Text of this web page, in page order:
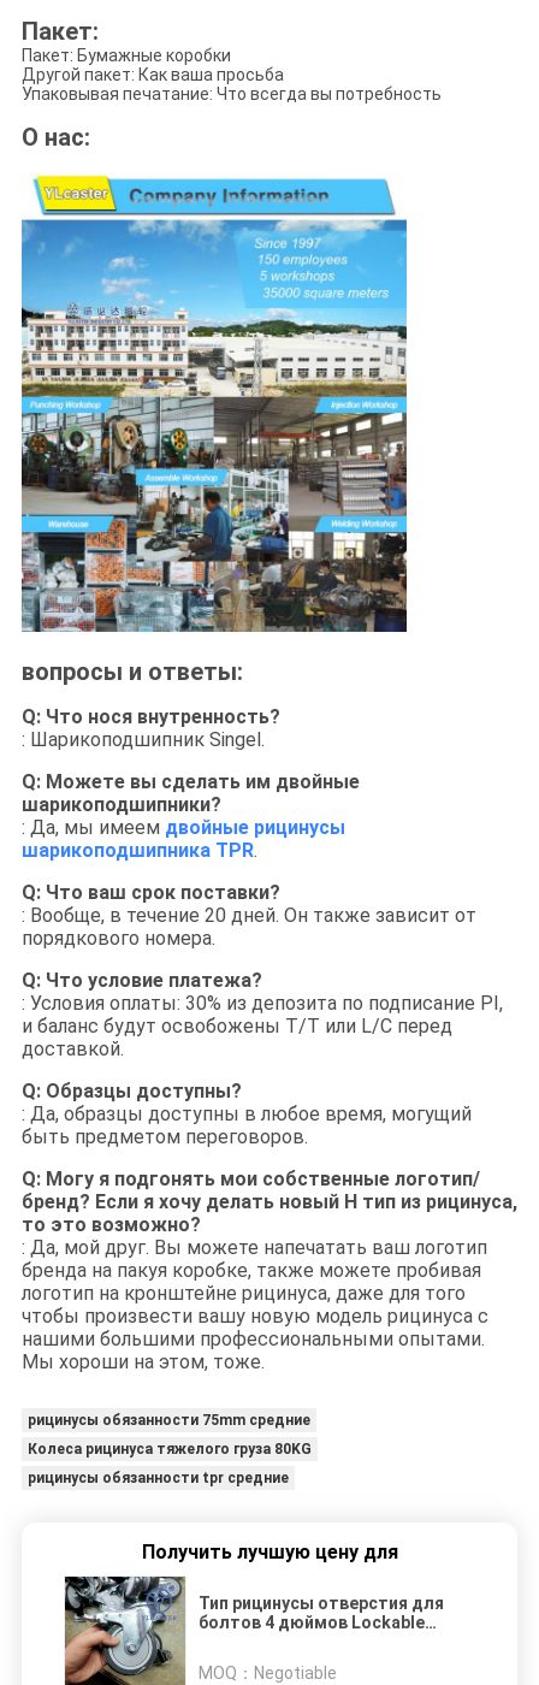
Пакет:
Пакет: Бумажные коробки
Другой пакет: Как ваша просьба
Упаковывая печатание: Что всегда вы потребность
О нас:
вопросы и ответы:
Q: Что нося внутренность?
: Шарикоподшипник Singel.
Q: Можете вы сделать им двойные
шарикоподшипники?
: Да, мы имеем двойные рицинусы
шарикоподшипника TPR.
Q: Что ваш срок поставки?
: Вообще, в течение 20 дней. Он также зависит от
порядкового номера.
Q: Что условие платежа?
: Условия оплаты: 30% из депозита по подписание PI,
и баланс будут освобожены T/T или L/C перед
доставкой.
Q: Образцы доступны?
: Да, образцы доступны в любое время, могущий
быть предметом переговоров.
Q: Могу я подгонять мои собственные логотип/
бренд? Если я хочу делать новый Н тип из рицинуса,
то это возможно?
: Да, мой друг. Вы можете напечатать ваш логотип
бренда на пакуя коробке, также можете пробивая
логотип на кронштейне рицинуса, даже для того
чтобы произвести вашу новую модель рицинуса с
нашими большими профессиональными опытами.
Мы хороши на этом, тоже.
рицинусы обязанности 75mm средние
Колеса рицинуса тяжелого груза 80KG
рицинусы обязанности tpr средние
Получить лучшую цену для
Тип рицинусы отверстия для
болтов 4 дюймов Lockable
рицинусов TPR серые
MOQ： Negotiable